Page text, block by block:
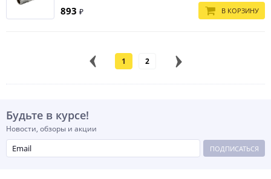
893 ₽ В КОРЗИНУ
1 2
Будьте в курсе!
Новости, обзоры и акции
ПОДПИСАТЬСЯ